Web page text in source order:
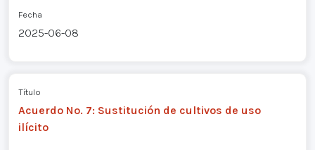
Fecha
2025-06-08
Título
Acuerdo No. 7: Sustitución de cultivos de uso
ilícito